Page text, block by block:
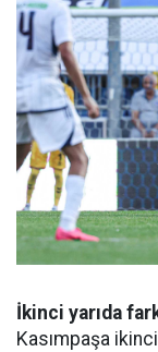
İkinci yarıda
Kasımpaşa